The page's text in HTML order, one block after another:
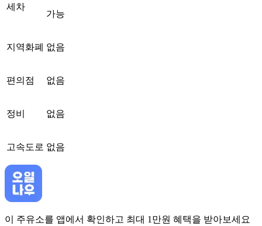
세차
가능
지역화폐 없음
편의점 없음
정비 없음
고속도로 없음
이 주유소를 앱에서 확인하고 최대 1만원 혜택을 받아보세요